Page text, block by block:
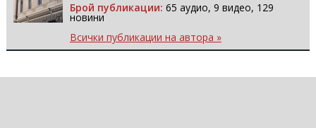
Брой публикации: 65 аудио, 9 видео, 129
новини
Всички публикации на автора »